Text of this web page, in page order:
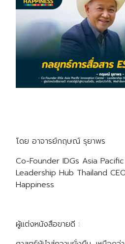
โดย อาจารย์กฤษณ์ รุยาพร
Co-Founder IDGs Asia
Leadership Hub Thailand
Happiness
ผู้แต่งหนังสือขายดี :